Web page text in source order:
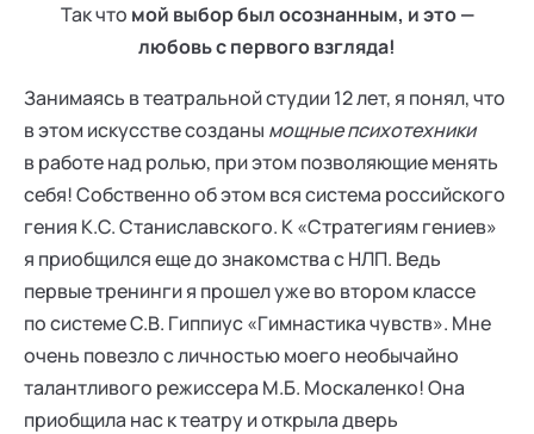
Так что мой выбор был осознанным, и это —
любовь с первого взгляда!
Занимаясь в театральной студии 12 лет, я понял, что
в этом искусстве созданы мощные психотехники
в работе над ролью, при этом позволяющие менять
себя! Собственно об этом вся система российского
гения К.С. Станиславского. К «Стратегиям гениев»
я приобщился еще до знакомства с НЛП. Ведь
первые тренинги я прошел уже во втором классе
по системе С.В. Гиппиус «Гимнастика чувств». Мне
очень повезло с личностью моего необычайно
талантливого режиссера М.Б. Москаленко! Она
приобщила нас к театру и открыла дверь